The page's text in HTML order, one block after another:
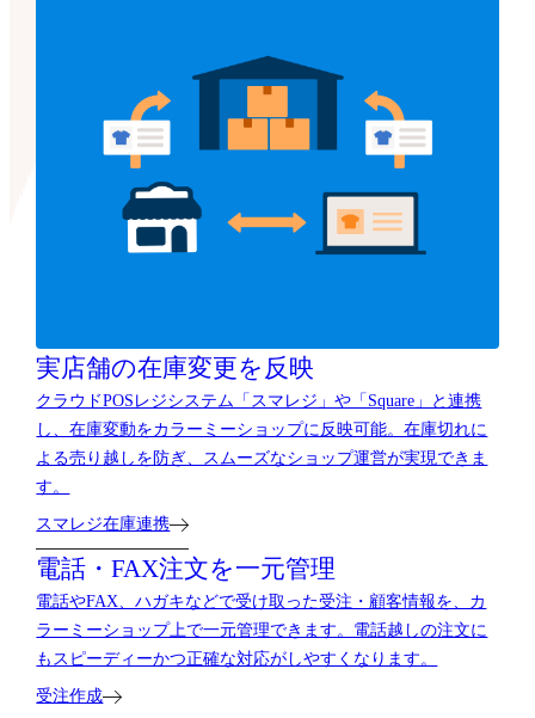
実店舗の在庫変更を反映
クラウドPOSレジシステム「スマレジ」や「Square」と連携
し、在庫変動をカラーミーショップに反映可能。在庫切れに
よる売り越しを防ぎ、スムーズなショップ運営が実現できま
す。
スマレジ在庫連携
電話・FAX注文を一元管理
電話やFAX、ハガキなどで受け取った受注・顧客情報を、カ
ラーミーショップ上で一元管理できます。電話越しの注文に
もスピーディーかつ正確な対応がしやすくなります。
受注作成